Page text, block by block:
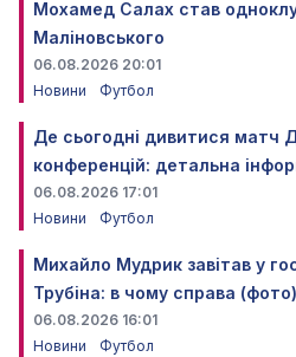
Мохамед Салах став
Маліновського
06.08.2026 20:01
Новини
Футбол
Де сьогодні дивитися матч
конференцій: детальна
06.08.2026 17:01
Новини
Футбол
Михайло Мудрик завітав у
Трубіна: в чому справа (фото)
06.08.2026 16:01
Новини
Футбол